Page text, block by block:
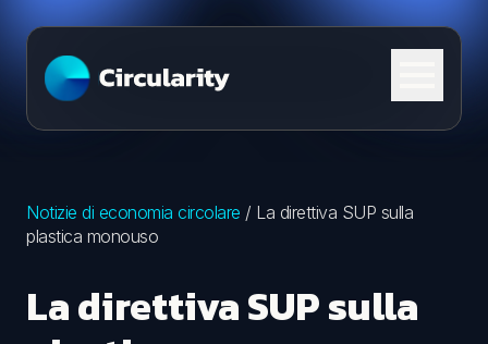
Skip to content
Notizie di economia circolare / La direttiva SUP sulla
plastica monouso
La direttiva SUP sulla